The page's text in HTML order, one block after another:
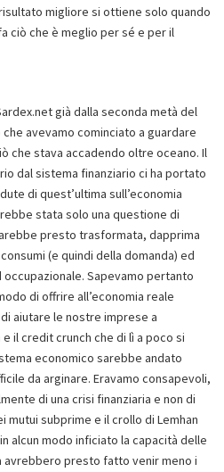
migliore si ottiene solo quando
ciò che è meglio per sé e per il
già dalla seconda metà del
avevamo cominciato a guardare
che stava accadendo oltre oceano. Il
dal sistema finanziario ci ha portato
di quest’ultima sull’economia
stata solo una questione di
presto trasformata, dapprima
(e quindi della domanda) ed
Sapevamo pertanto
di offrire all’economia reale
aiutare le nostre imprese a
il credit crunch che di lì a poco si
economico sarebbe andato
da arginare. Eravamo consapevoli,
di una crisi finanziaria e non di
mutui subprime e il crollo di Lemhan
alcun modo inficiato la capacità delle
presto fatto venir meno i